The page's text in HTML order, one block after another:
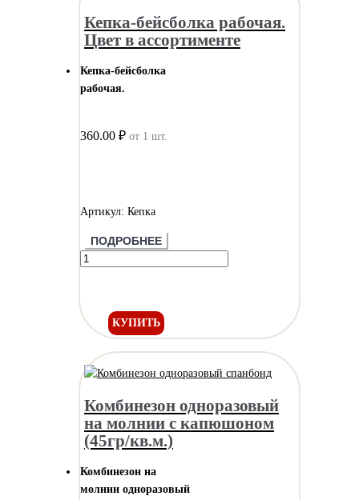
Кепка-бейсболка рабочая.
Цвет в ассортименте
Кепка-бейсболка
рабочая.
360.00 ₽ от 1 шт.
Артикул: Кепка
ПОДРОБНЕЕ
КУПИТЬ
Комбинезон одноразовый
на молнии с капюшоном
(45гр/кв.м.)
Комбинезон на
молнии одноразовый